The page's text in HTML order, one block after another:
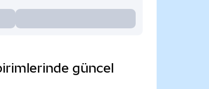
güncel